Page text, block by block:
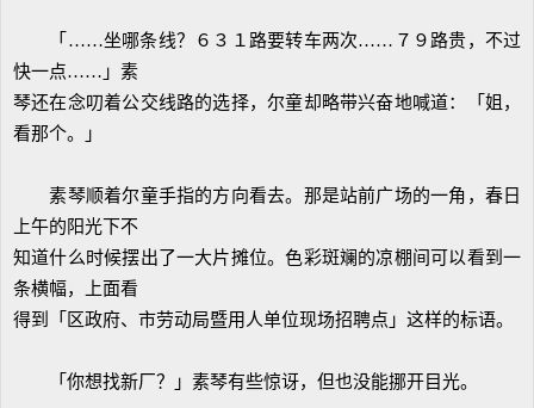
「……坐哪条线？６３１路要转车两次……７９路贵，不过
快一点……」素
琴还在念叨着公交线路的选择，尔童却略带兴奋地喊道：「姐，
看那个。」
素琴顺着尔童手指的方向看去。那是站前广场的一角，春日
上午的阳光下不
知道什么时候摆出了一大片摊位。色彩斑斓的凉棚间可以看到一
条横幅，上面看
得到「区政府、市劳动局暨用人单位现场招聘点」这样的标语。
「你想找新厂？」素琴有些惊讶，但也没能挪开目光。